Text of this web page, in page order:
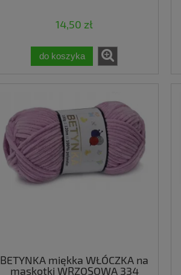
14,50 zł
do koszyka
BETYNKA miękka WŁÓCZKA na
maskotki WRZOSOWA 334